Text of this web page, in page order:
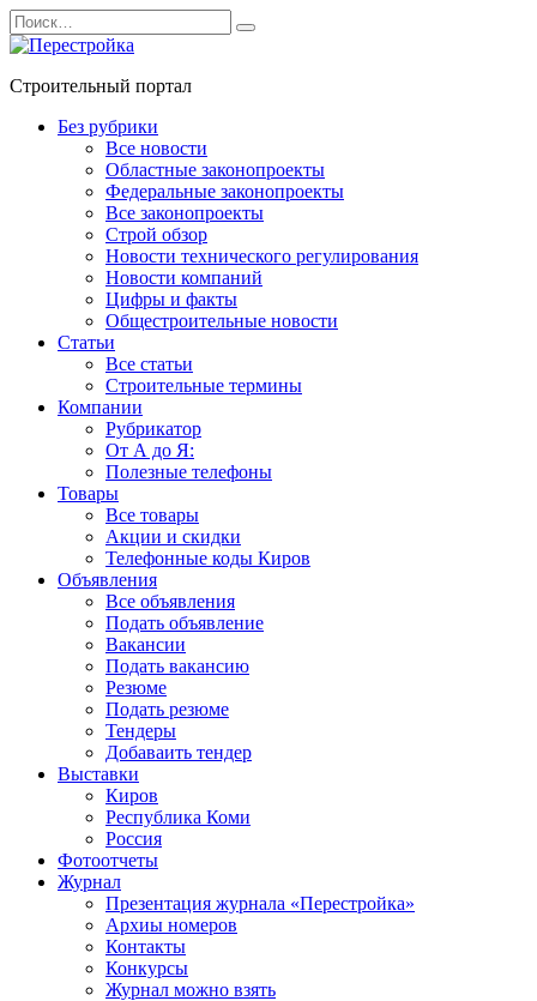
Перейти
к
содержанию
Search
for:
Строительный портал
Без рубрики
Все новости
Областные законопроекты
Федеральные законопроекты
Все законопроекты
Строй обзор
Новости технического регулирования
Новости компаний
Цифры и факты
Общестроительные новости
Статьи
Все статьи
Строительные термины
Компании
Рубрикатор
От А до Я:
Полезные телефоны
Товары
Все товары
Акции и скидки
Телефонные коды Киров
Объявления
Все объявления
Подать объявление
Вакансии
Подать вакансию
Резюме
Подать резюме
Тендеры
Добаваить тендер
Выставки
Киров
Республика Коми
Россия
Фотоотчеты
Журнал
Презентация журнала «Перестройка»
Архиы номеров
Контакты
Конкурсы
Журнал можно взять